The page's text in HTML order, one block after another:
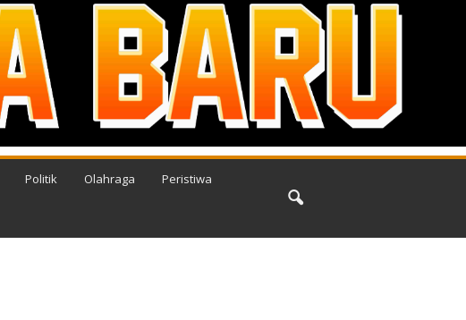
Politik Olahraga Peristiwa